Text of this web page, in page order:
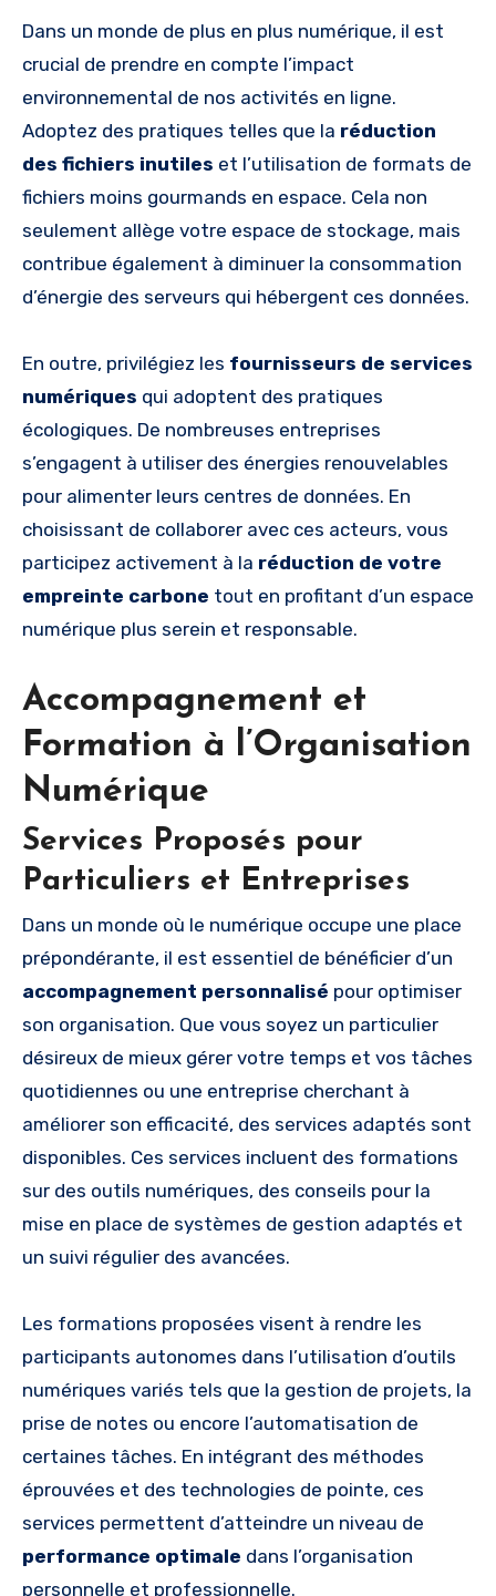
Dans un monde de plus en plus numérique, il est
crucial de prendre en compte l’impact
environnemental de nos activités en ligne.
Adoptez des pratiques telles que la réduction
des fichiers inutiles et l’utilisation de formats de
fichiers moins gourmands en espace. Cela non
seulement allège votre espace de stockage, mais
contribue également à diminuer la consommation
d’énergie des serveurs qui hébergent ces données.
En outre, privilégiez les fournisseurs de services
numériques qui adoptent des pratiques
écologiques. De nombreuses entreprises
s’engagent à utiliser des énergies renouvelables
pour alimenter leurs centres de données. En
choisissant de collaborer avec ces acteurs, vous
participez activement à la réduction de votre
empreinte carbone tout en profitant d’un espace
numérique plus serein et responsable.
Accompagnement et
Formation à l’Organisation
Numérique
Services Proposés pour
Particuliers et Entreprises
Dans un monde où le numérique occupe une place
prépondérante, il est essentiel de bénéficier d’un
accompagnement personnalisé pour optimiser
son organisation. Que vous soyez un particulier
désireux de mieux gérer votre temps et vos tâches
quotidiennes ou une entreprise cherchant à
améliorer son efficacité, des services adaptés sont
disponibles. Ces services incluent des formations
sur des outils numériques, des conseils pour la
mise en place de systèmes de gestion adaptés et
un suivi régulier des avancées.
Les formations proposées visent à rendre les
participants autonomes dans l’utilisation d’outils
numériques variés tels que la gestion de projets, la
prise de notes ou encore l’automatisation de
certaines tâches. En intégrant des méthodes
éprouvées et des technologies de pointe, ces
services permettent d’atteindre un niveau de
performance optimale dans l’organisation
personnelle et professionnelle.